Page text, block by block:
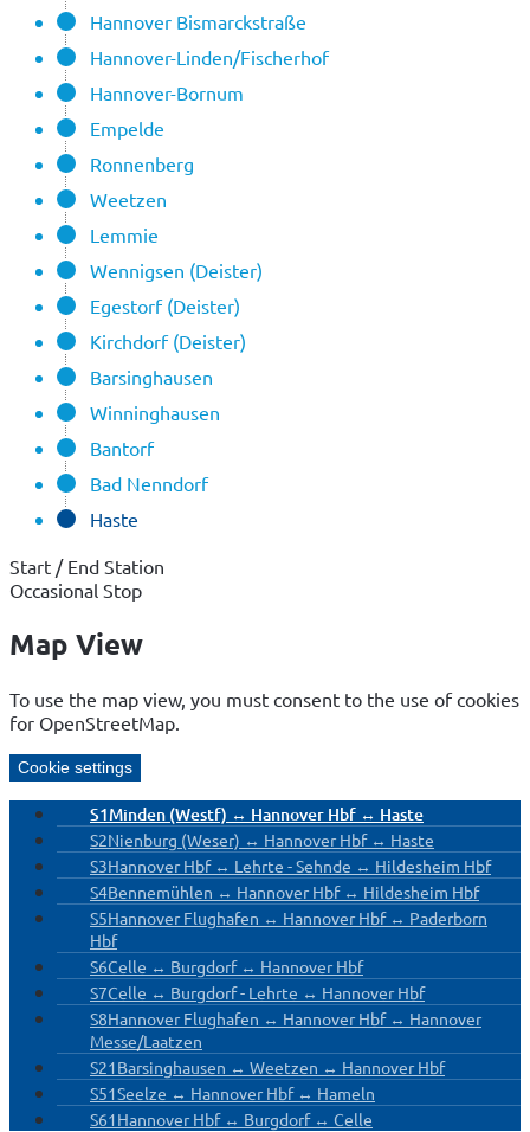
Hannover Bismarckstraße
Hannover-Linden/Fischerhof
Hannover-Bornum
Empelde
Ronnenberg
Weetzen
Lemmie
Wennigsen (Deister)
Egestorf (Deister)
Kirchdorf (Deister)
Barsinghausen
Winninghausen
Bantorf
Bad Nenndorf
Haste
Start / End Station
Occasional Stop
Map View
To use the map view, you must consent to the use of cookies
for OpenStreetMap.
Cookie settings
S1Minden (Westf) ↔ Hannover Hbf ↔ Haste
S2Nienburg (Weser) ↔ Hannover Hbf ↔ Haste
S3Hannover Hbf ↔ Lehrte - Sehnde ↔ Hildesheim Hbf
S4Bennemühlen ↔ Hannover Hbf ↔ Hildesheim Hbf
S5Hannover Flughafen ↔ Hannover Hbf ↔ Paderborn
Hbf
S6Celle ↔ Burgdorf ↔ Hannover Hbf
S7Celle ↔ Burgdorf - Lehrte ↔ Hannover Hbf
S8Hannover Flughafen ↔ Hannover Hbf ↔ Hannover
Messe/Laatzen
S21Barsinghausen ↔ Weetzen ↔ Hannover Hbf
S51Seelze ↔ Hannover Hbf ↔ Hameln
S61Hannover Hbf ↔ Burgdorf ↔ Celle